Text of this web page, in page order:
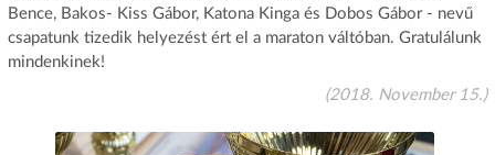
Bence, Bakos- Kiss Gábor, Katona Kinga és Dobos Gábor - nevű
csapatunk tizedik helyezést ért el a maraton váltóban. Gratulálunk
mindenkinek!
(2018. November 15.)